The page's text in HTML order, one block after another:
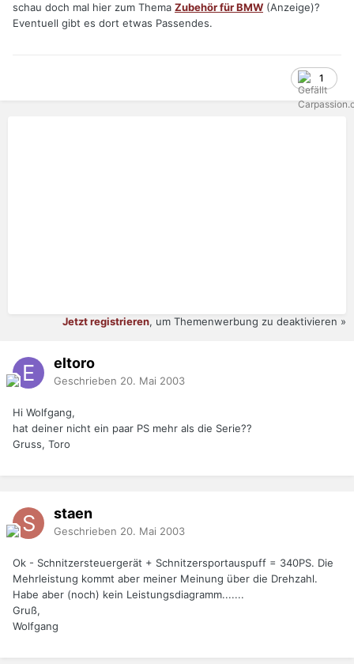
schau doch mal hier zum Thema Zubehör für BMW (Anzeige)?
Eventuell gibt es dort etwas Passendes.
1
Jetzt registrieren, um Themenwerbung zu deaktivieren »
eltoro
Geschrieben 20. Mai 2003
Hi Wolfgang,
hat deiner nicht ein paar PS mehr als die Serie??
Gruss, Toro
staen
Geschrieben 20. Mai 2003
Ok - Schnitzersteuergerät + Schnitzersportauspuff = 340PS. Die
Mehrleistung kommt aber meiner Meinung über die Drehzahl.
Habe aber (noch) kein Leistungsdiagramm.......
Gruß,
Wolfgang